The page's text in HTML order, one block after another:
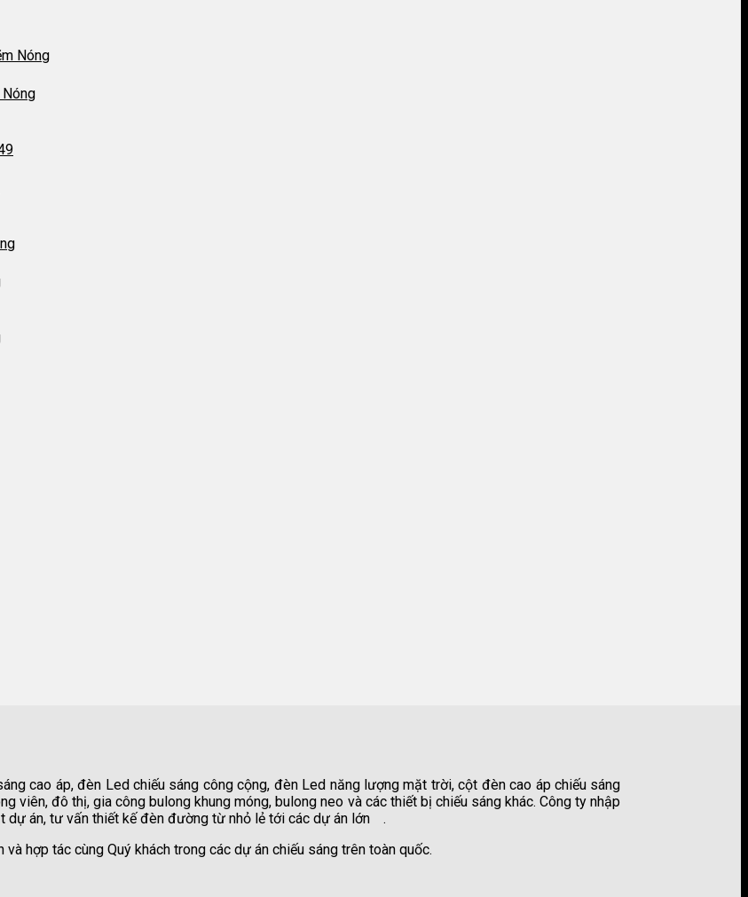
Nóng
cao áp, đèn Led chiếu sáng công cộng, đèn Led năng lượng mặt trời, cột đèn cao áp chiếu sáng
viên, đô thị, gia công bulong khung móng, bulong neo và các thiết bị chiếu sáng khác. Công ty nhập
án, tư vấn thiết kế đèn đường từ nhỏ lẻ tới các dự án lớn
.
hợp tác cùng Quý khách trong các dự án chiếu sáng trên toàn quốc.